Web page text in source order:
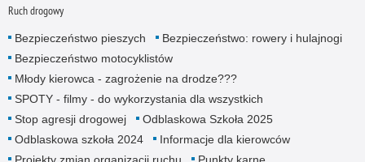
Ruch drogowy
Bezpieczeństwo pieszych
Bezpieczeństwo: rowery i hulajnogi
Bezpieczeństwo motocyklistów
Młody kierowca - zagrożenie na drodze???
SPOTY - filmy - do wykorzystania dla wszystkich
Stop agresji drogowej
Odblaskowa Szkoła 2025
Odblaskowa szkoła 2024
Informacje dla kierowców
Projekty zmian organizacji ruchu
Punkty karne